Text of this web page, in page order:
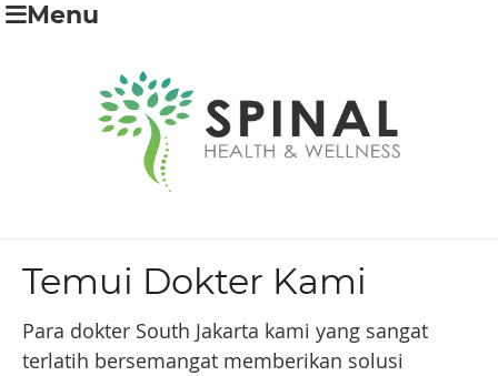
Menu
Temui Dokter Kami
Para dokter South Jakarta kami yang sangat
terlatih bersemangat memberikan solusi